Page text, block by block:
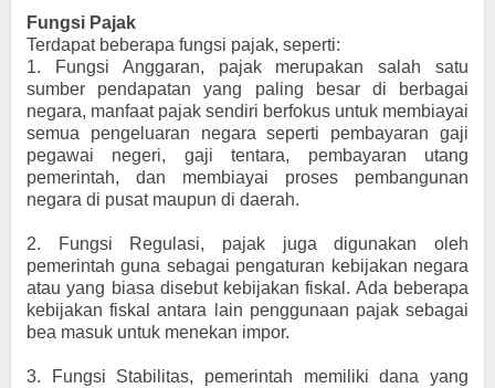
Fungsi Pajak
Terdapat beberapa fungsi pajak, seperti:
1.
Fungsi Anggaran, pajak merupakan salah satu
sumber pendapatan yang paling besar di berbagai
negara, manfaat pajak sendiri berfokus untuk membiayai
semua pengeluaran negara seperti pembayaran gaji
pegawai negeri, gaji tentara, pembayaran utang
pemerintah, dan membiayai proses pembangunan
negara di pusat maupun di daerah.
2.
Fungsi Regulasi, pajak juga digunakan oleh
pemerintah guna sebagai pengaturan kebijakan negara
atau yang biasa disebut kebijakan fiskal. Ada beberapa
kebijakan fiskal antara lain penggunaan pajak sebagai
bea masuk untuk menekan impor.
3.
Fungsi Stabilitas, pemerintah memiliki dana yang